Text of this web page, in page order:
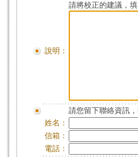
說明：
請將校正的建議，
請您留下聯絡資訊
姓名：
信箱：
電話：